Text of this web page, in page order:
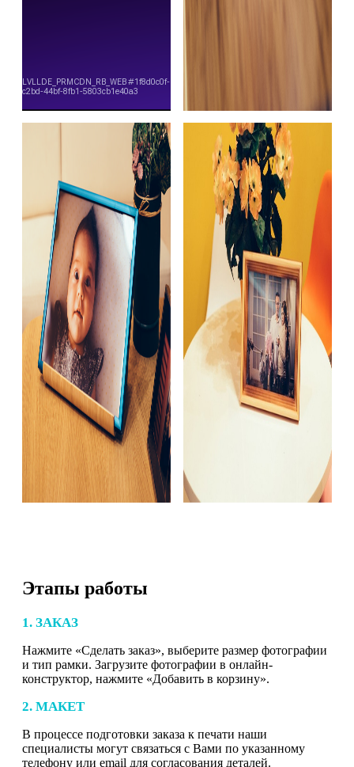
Этапы работы
1. ЗАКАЗ
Нажмите «Сделать заказ», выберите размер фотографии
и тип рамки. Загрузите фотографии в онлайн-
конструктор, нажмите «Добавить в корзину».
2. МАКЕТ
В процессе подготовки заказа к печати наши
специалисты могут связаться с Вами по указанному
телефону или email для согласования деталей.